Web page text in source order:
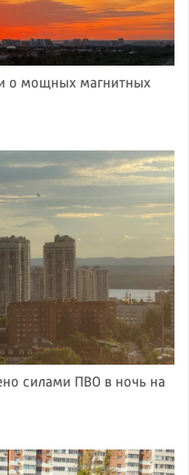
о мощных магнитных
силами ПВО в ночь на